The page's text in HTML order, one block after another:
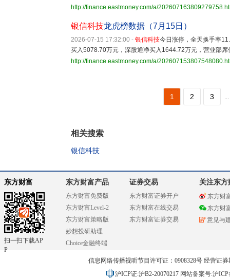
http://finance.eastmoney.com/a/
银信科技龙虎榜数据（7月15日）
2026-07-15 17:32:00 - 银信科技今日涨停，全天换手率
买入5078.70万元，深股通净买入1644.72万元，营业部
http://finance.eastmoney.com/a/
1 2 3 ...
相关搜索
银信科技
东方财富
扫一扫下载AP
P
东方财富产品
东方财富免费版
东方财富Level-2
东方财富策略版
妙想投研助理
Choice金融终端
证券交易
东方财富证券开户
东方财富在线交易
东方财富证券交易
关注东方
东方财
东方财
意见与
信息网络传播视听节目许可证：0908328号 经营证
沪ICP证:沪B2-20070217 网站备案号:沪